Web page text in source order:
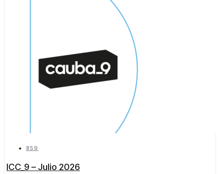
859
ICC_9 – Julio 2026